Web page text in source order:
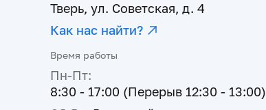
Тверь, ул. Советская, д. 4
Как нас найти?
Время работы
Пн-Пт:
8:30 - 17:00 (Перерыв 12:30 - 13:00)